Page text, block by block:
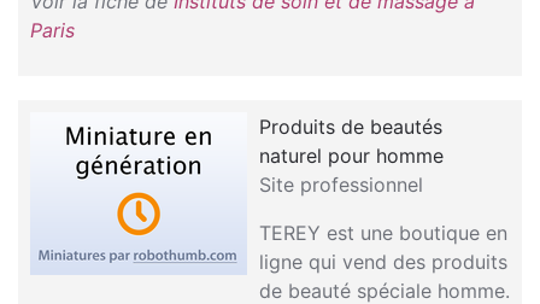
Paris
Produits de beautés
naturel pour homme
Site professionnel
TEREY est une boutique en
ligne qui vend des produits
de beauté spéciale homme.